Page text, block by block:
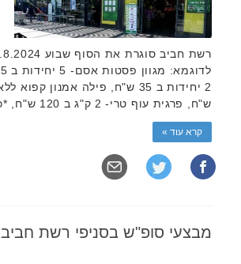
ש"ח, פרגית עוף טרי- 2 ק"ג ב 120 ש"ח, *כרעיים עוף טרי 3 ק"ג …
קרא עוד »
מבצעי סופ"ש בסניפי רשת חביב